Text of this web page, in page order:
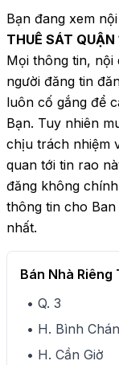
Bạn đang xem
THUÊ SÁT QUẬN
Mọi thông tin, nội
người đăng tin
luôn cố gắng để
Bạn. Tuy nhiên
chịu trách nhiệm
quan tới tin rao
đăng không
thông tin cho
nhất.
Bán Nhà Riêng
• Q. 3
• H. Bình
• H. Cần Giờ